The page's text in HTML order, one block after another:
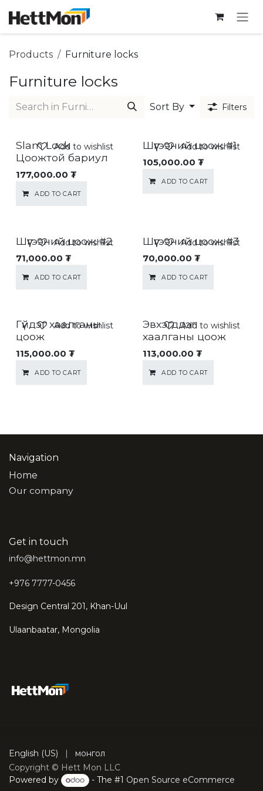
Products Furniture locks
Furniture locks
Sort By Filters
Slam Lock
Цоожтой бариул
177,000.00 ₮
ADD TO CART
Add to wishlist Шүүгээний цоож #1
105,000.00 ₮
ADD TO CART
Add to wishlist
Шүүгээний цоож #2
71,000.00 ₮
ADD TO CART
Add to wishlist Шүүгээний цоож #3
70,000.00 ₮
ADD TO CART
Add to wishlist
Гүйдэг хаалганы
цоож
115,000.00 ₮
ADD TO CART
Add to wishlist
Эвхэгддэг
хаалганы цоож
113,000.00 ₮
ADD TO CART
Add to wishlist
Navigation
Home
Our company
Get in touch
info@hettmon.mn
+976 7777-0456
Design Central 201, Khan-Uul
Ulaanbaatar, Mongolia
Copyright © Hett Mon LLC
English (US) | монгол
Powered by - The #1 Open Source eCommerce